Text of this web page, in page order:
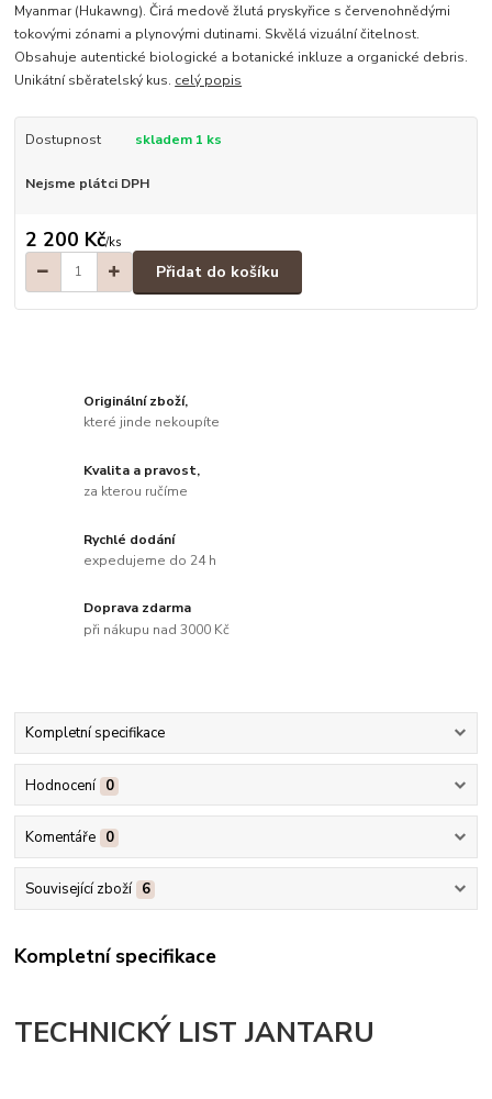
Myanmar (Hukawng). Čirá medově žlutá pryskyřice s červenohnědými
tokovými zónami a plynovými dutinami. Skvělá vizuální čitelnost.
Obsahuje autentické biologické a botanické inkluze a organické debris.
Unikátní sběratelský kus. celý popis
Dostupnost skladem 1 ks
Nejsme plátci DPH
2 200 Kč/ks
Přidat do košíku
Originální zboží,
které jinde nekoupíte
Kvalita a pravost,
za kterou ručíme
Rychlé dodání
expedujeme do 24 h
Doprava zdarma
při nákupu nad 3000 Kč
Kompletní specifikace
Hodnocení 0
Komentáře 0
Související zboží 6
Kompletní specifikace
TECHNICKÝ LIST JANTARU